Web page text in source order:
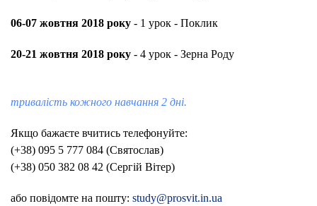
06-07 жовтня 2018 року - 1 урок - Поклик
20-21 жовтня 2018 року - 4 урок - Зерна Роду
тривалість кожного навчання 2 дні.
Якщо бажаєте вчитись телефонуйте:
(+38) 095 5 777 084 (Святослав)
(+38) 050 382 08 42 (Сергій Вітер)
або повідомте на пошту: study@prosvit.in.ua